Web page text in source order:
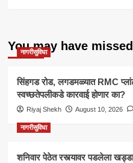
You may have missed
नागरीसुविधा
सिंहगड रोड, लगडमळ्यात RMC
स्वच्छतेपलीकडे कारवाई होणार का?
Riyaj Shekh August 10, 2026
नागरीसुविधा
शनिवार पेठेत रस्त्यावर पडलेला